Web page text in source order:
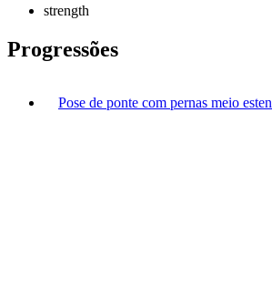
strength
Progressões
Pose de ponte com pernas meio